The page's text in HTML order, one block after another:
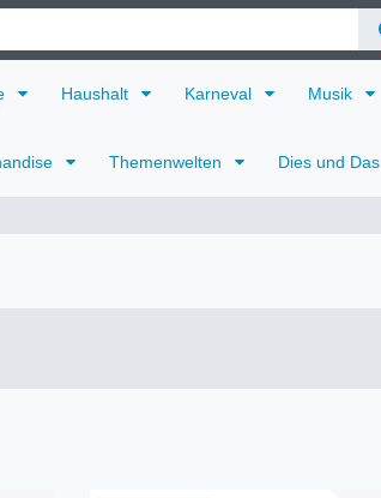
Haushalt Karneval Musik
Themenwelten Dies und Das